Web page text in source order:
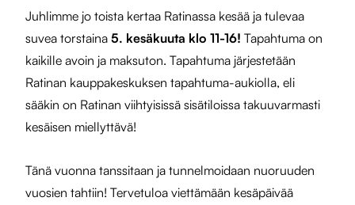
Juhlimme jo toista kertaa Ratinassa kesää ja tulevaa
suvea torstaina 5. kesäkuuta klo 11-16! Tapahtuma on
kaikille avoin ja maksuton. Tapahtuma järjestetään
Ratinan kauppakeskuksen tapahtuma-aukiolla, eli
sääkin on Ratinan viihtyisissä sisätiloissa takuuvarmasti
kesäisen miellyttävä!
Tänä vuonna tanssitaan ja tunnelmoidaan nuoruuden
vuosien tahtiin! Tervetuloa viettämään kesäpäivää